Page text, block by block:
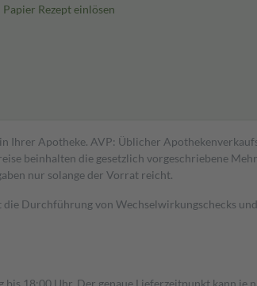
Papier Rezept einlösen
Ihrer Apotheke. AVP: Üblicher
beinhalten die gesetzlich vorgeschriebene
nur solange der Vorrat reicht.
Durchführung von Wechselwirkungschecks